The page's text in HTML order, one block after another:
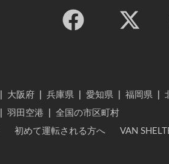
大阪府 兵庫県 愛知県 福岡県
羽田空港
全国の市区町村
初めて運転される方へ VAN